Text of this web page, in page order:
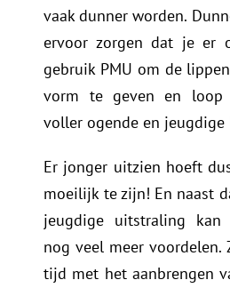
vaak dunner worden.
ervoor zorgen dat je er
gebruik PMU om de
vorm te geven en loop
voller ogende en jeugdige
Er jonger uitzien hoeft
moeilijk te zijn! En naast
jeugdige uitstraling
nog veel meer voordelen.
tijd met het aanbrengen